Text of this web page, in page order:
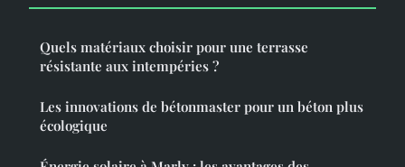
Quels matériaux choisir pour une terrasse
résistante aux intempéries ?
Les innovations de bétonmaster pour un béton plus
écologique